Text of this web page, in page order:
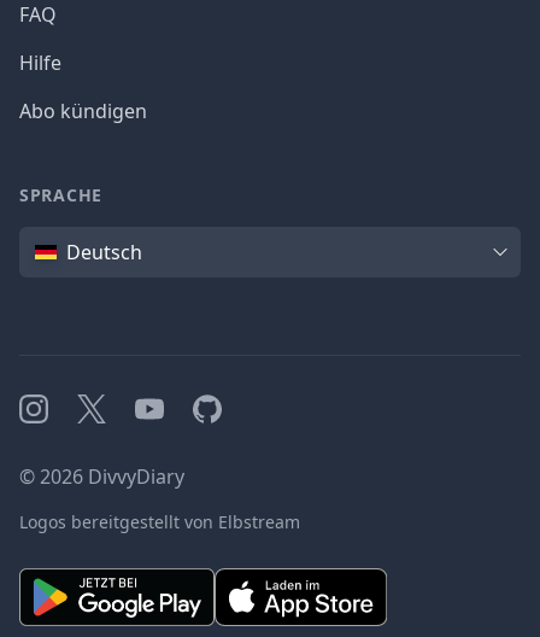
FAQ
Hilfe
Abo kündigen
SPRACHE
SpracheDeutsch
Instagram
X YouTubeGitHub
©2026 DivvyDiary
Logos bereitgestellt von Elbstream